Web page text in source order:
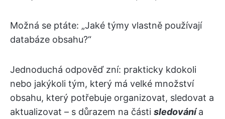
Možná se ptáte: „Jaké týmy vlastně používají
databáze obsahu?“
Jednoduchá odpověď zní: prakticky kdokoli
nebo jakýkoli tým, který má velké množství
obsahu, který potřebuje organizovat, sledovat a
aktualizovat – s důrazem na části sledovánía